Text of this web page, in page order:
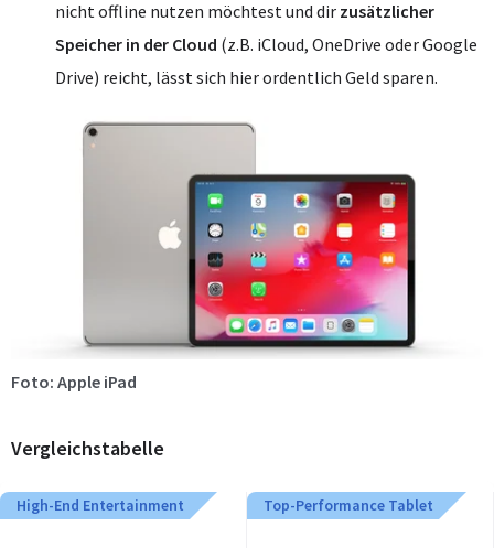
nicht offline nutzen möchtest und dir zusätzlicher
Speicher in der Cloud (z.B. iCloud, OneDrive oder Google
Drive) reicht, lässt sich hier ordentlich Geld sparen.
Foto: Apple iPad
Vergleichstabelle
High-End Entertainment Top-Performance Tablet